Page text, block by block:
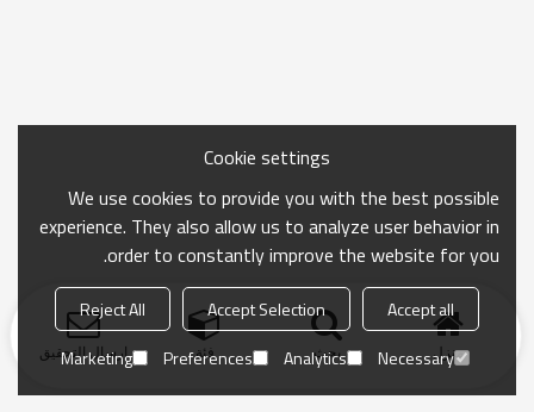
منزل بحث فئة ارسال التحقيق
Cookie settings
We use cookies to provide you with the best possible
experience. They also allow us to analyze user behavior in
order to constantly improve the website for you.
Accept all
Accept Selection
Reject All
Necessary
Analytics
Preferences
Marketing